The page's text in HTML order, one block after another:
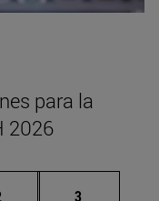
para la
2026
Página
3